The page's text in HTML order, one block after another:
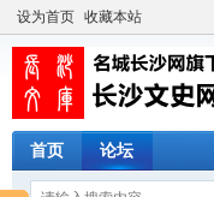
设为首页 收藏本站
首页 论坛